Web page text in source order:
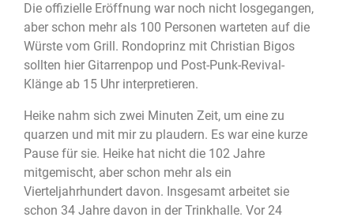
Die offizielle Eröffnung war noch nicht losgegangen,
aber schon mehr als 100 Personen warteten auf die
Würste vom Grill. Rondoprinz mit Christian Bigos
sollten hier Gitarrenpop und Post-Punk-Revival-
Klänge ab 15 Uhr interpretieren.
Heike nahm sich zwei Minuten Zeit, um eine zu
quarzen und mit mir zu plaudern. Es war eine kurze
Pause für sie. Heike hat nicht die 102 Jahre
mitgemischt, aber schon mehr als ein
Vierteljahrhundert davon. Insgesamt arbeitet sie
schon 34 Jahre davon in der Trinkhalle. Vor 24